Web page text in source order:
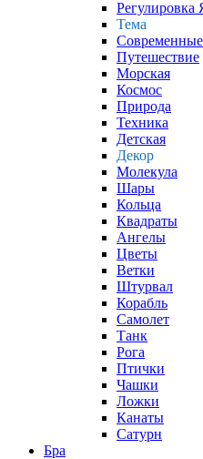
Регулировка
Тема
Современные
Путешествие
Морская
Космос
Природа
Техника
Детская
Декор
Молекула
Шары
Кольца
Квадраты
Ангелы
Цветы
Ветки
Штурвал
Корабль
Самолет
Танк
Рога
Птички
Чашки
Ложки
Канаты
Сатурн
Бра